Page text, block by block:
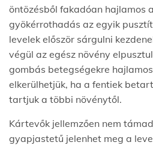
öntözésből fakadóan hajlamos
gyökérrothadás az egyik
levelek először sárgulni
végül az egész növény
gombás betegségekre
elkerülhetjük, ha a fentiek
tartjuk a többi növénytől.
Kártevők jellemzően nem
gyapjastetű jelenhet meg a